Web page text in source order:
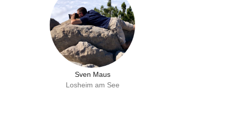
Sven Maus
Losheim am See